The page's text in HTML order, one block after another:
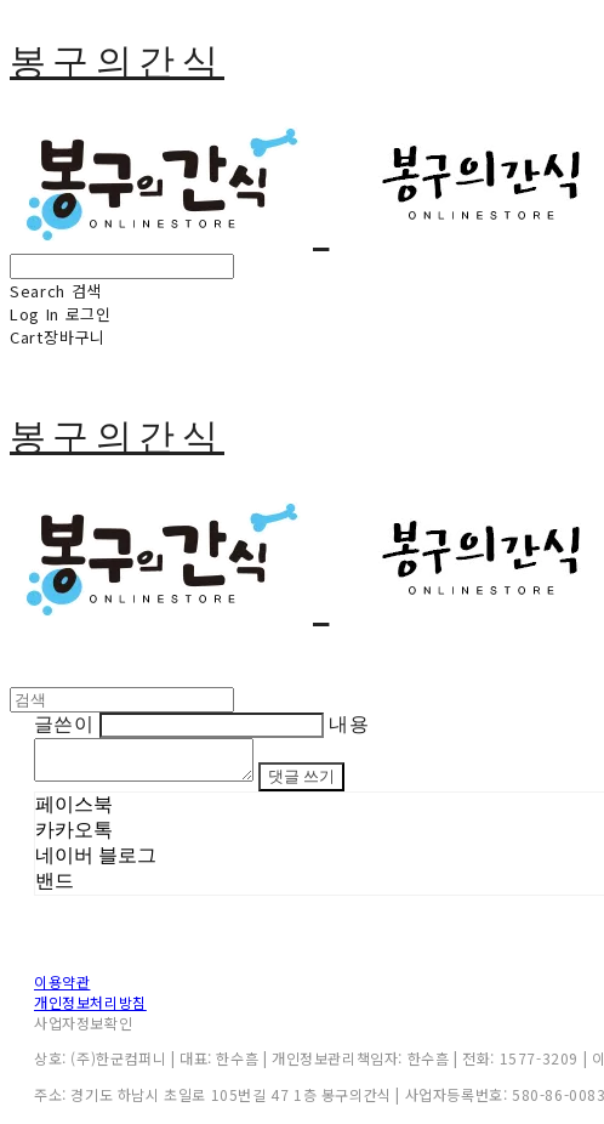
봉구의간식
Search 검색
Log In 로그인
Cart장바구니
봉구의간식
글쓴이 내용
댓글 쓰기
페이스북
카카오톡
네이버 블로그
밴드
이용약관
개인정보처리방침
사업자정보확인
상호: (주)한군컴퍼니 | 대표: 한수흠 | 개인정보관리책임자: 한수흠 | 전화: 1577-3209
주소: 경기도 하남시 초일로 105번길 47 1층 봉구의간식 | 사업자등록번호:580-86-